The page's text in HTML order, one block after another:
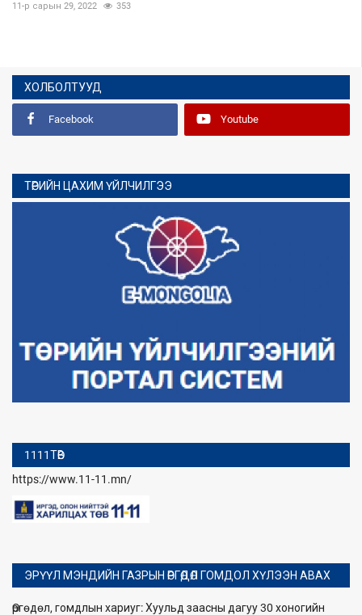
11-р сарын 29, 2022 353
ХОЛБОЛТУУД
Facebook Youtube
ТӨРИЙН ЦАХИМ ҮЙЛЧИЛГЭЭ
1111ТӨВ
https://www.11-11.mn/
ЭРҮҮЛ МЭНДИЙН ГАЗРЫН ӨРГӨДӨЛ ГОМДОЛ ХҮЛЭЭН АВАХ
Өргөдөл, гомдлын хариуг: Хуульд заасны дагуу 30 хоногийн